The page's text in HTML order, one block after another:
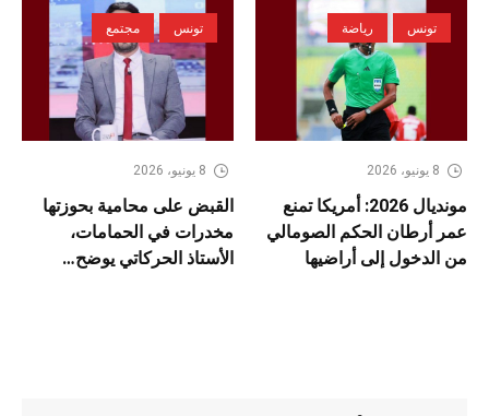
تونس رياضة
8 يونيو، 2026
مونديال 2026: أمريكا تمنع
عمر أرطان الحكم الصومالي
من الدخول إلى أراضيها
تونس مجتمع
8 يونيو، 2026
القبض على محامية بحوزتها
مخدرات في الحمامات،
الأستاذ الحركاتي يوضح…